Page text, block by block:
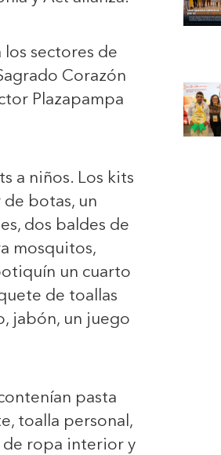
sectores de
Corazón
Plazapampa
a niños. Los kits
botas, un
dos baldes de
mosquitos,
un cuarto
de toallas
jabón, un juego
pasta
toalla personal,
de ropa interior y